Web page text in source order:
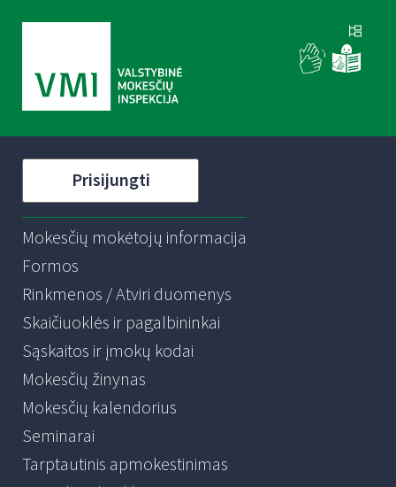
Prisijungti
Mokesčių mokėtojų informacija
Formos
Rinkmenos / Atviri duomenys
Skaičiuoklės ir pagalbininkai
Sąskaitos ir įmokų kodai
Mokesčių žinynas
Mokesčių kalendorius
Seminarai
Tarptautinis apmokestinimas